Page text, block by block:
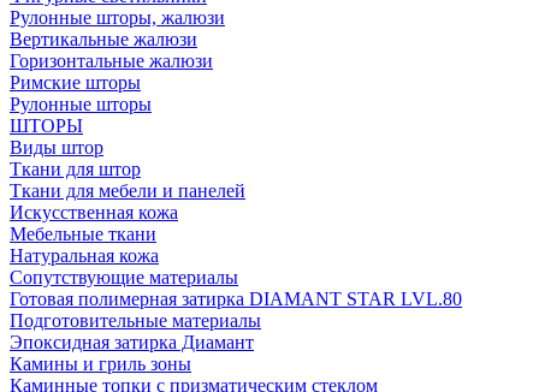
Рулонные шторы, жалюзи
Вертикальные жалюзи
Горизонтальные жалюзи
Римские шторы
Рулонные шторы
ШТОРЫ
Виды штор
Ткани для штор
Ткани для мебели и панелей
Искусственная кожа
Мебельные ткани
Натуральная кожа
Сопутствующие материалы
Готовая полимерная затирка DIAMANT STAR LVL.80
Подготовительные материалы
Эпоксидная затирка Диамант
Камины и гриль зоны
Каминные топки с призматическим стеклом